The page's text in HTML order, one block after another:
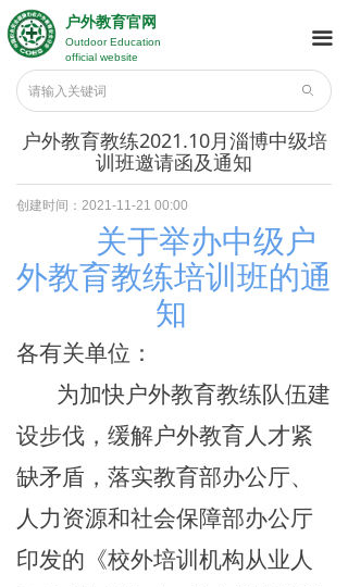
户外教育官网
Outdoor Education
official website
ꄙ
끀
创建时间： 2021-11-21 00:00
关于举办中级户
外教育教练培训班的通
知
各有关单位：
为加快户外教育教练队伍建
设步伐，缓解户外教育人才紧
缺矛盾，落实教育部办公厅、
人力资源和社会保障部办公厅
印发的《校外培训机构从业人
户外教育教练2021.10月淄博中级培
训班邀请函及通知